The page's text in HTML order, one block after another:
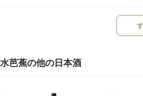
水芭蕉の他の日本酒